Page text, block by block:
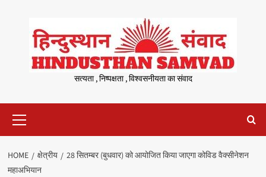
content
सत्यता , निष्पक्षता , विश्वसनीयता का संवाद
Menu
HOME क्षेत्रीय
28 सितम्बर (बुधवार) को आयोजित किया जाएगा कोविड वैक्सीनेशन
महाअभियान